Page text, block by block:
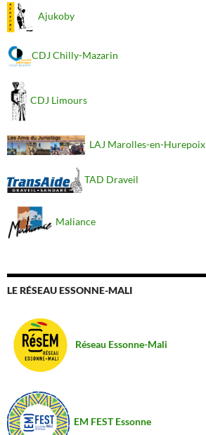
Ajukoby
CDJ Chilly-Mazarin
CDJ Limours
LAJ Marolles-en-Hurepoix
TAD Draveil
Maliance
LE RÉSEAU ESSONNE-MALI
Réseau Essonne-Mali
EM FEST Essonne